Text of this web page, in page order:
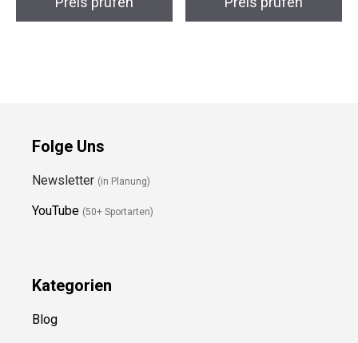
Preis prüfen Preis prüfen
Folge Uns
Newsletter (in Planung)
YouTube (50+ Sportarten)
Kategorien
Blog